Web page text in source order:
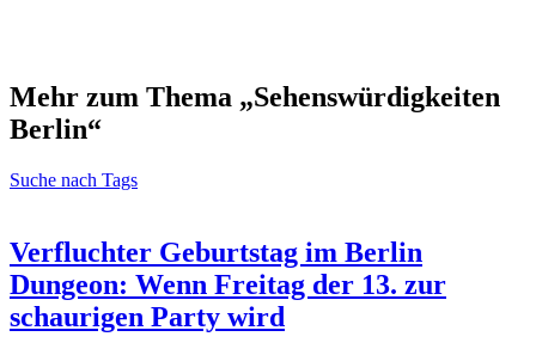
Mehr zum Thema „Sehenswürdigkeiten
Berlin“
Suche nach Tags
Verfluchter Geburtstag im Berlin
Dungeon: Wenn Freitag der 13. zur
schaurigen Party wird